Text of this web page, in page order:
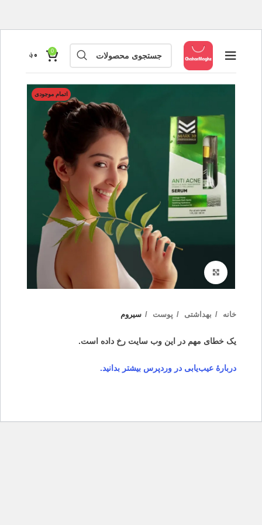
0 ۰؋
اتمام موجودی
بزرگنمایی تصویر
خانه بهداشتی پوست سیروم
یک خطای مهم در این وب سایت رخ داده است.
دربارهٔ عیب‌یابی در وردپرس بیشتر بدانید.